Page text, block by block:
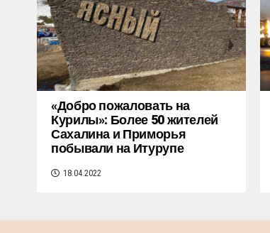
«Добро пожаловать на
Курилы»: Более 50 жителей
Сахалина и Приморья
побывали на Итурупе
18.04.2022